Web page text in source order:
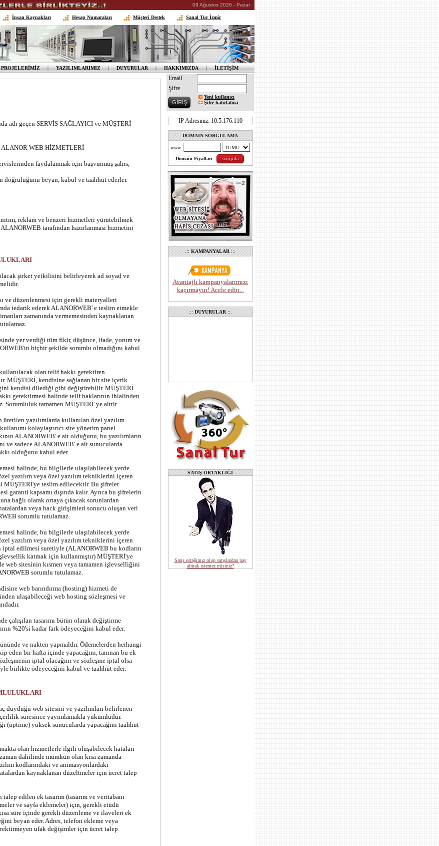
09 Ağustos 2026 - Pazar
İnsan Kaynakları Hesap Numaraları Müşteri Destek Sanal Tur İzmir
PROJELERİMİZ|YAZILIMLARIMIZ|DUYURULAR|HAKKIMIZDA|İLETİŞİM
adı geçen SERVİS SAĞLAYICI ve MÜŞTERİ
ALANOR WEB HİZMETLERİ
faydalanmak için başvurmuş şahıs,
doğruluğunu beyan, kabul ve taahhüt ederler.
reklam ve benzeri hizmetleri yürütebilmek
tarafından hazırlanması hizmetini
şirket yetkilisini belirleyerek ad soyad ve
ve düzenlenmesi için gerekli materyalleri
tedarik ederek ALANORWEB' e teslim etmekle
zamanında vermemesinden kaynaklanan
yer verdiği tüm fikir, düşünce, ifade, yorum ve
hiçbir şekilde sorumlu olmadığını kabul
olan telif hakkı gerektiren
MÜŞTERİ, kendisine sağlanan bir site içerik
kendisi dilediği gibi değiştirebilir. MÜŞTERİ
gerektirmesi halinde telif haklarının ihlalinden
Sorumluluk tamamen MÜŞTERİ' ye aittir.
yazılımlarda kullanılan özel yazılım
kolaylaştırıcı site yönetim panel
ALANORWEB' e ait olduğunu, bu yazılımların
ve sadece ALANORWEB' e ait sunucularda
olduğunu kabul eder.
halinde, bu bilgilerle ulaşılabilecek yerde
yazılım veya özel yazılım tekniklerini içeren
MÜŞTERİ'ye teslim edilecektir. Bu şifreler
garanti kapsamı dışında kalır. Ayrıca bu şifrelerin
bağlı olarak ortaya çıkacak sorunlardan
veya hack girişimleri sonucu oluşan veri
sorumlu tutulamaz.
halinde, bu bilgilerle ulaşılabilecek yerde
yazılım veya özel yazılım tekniklerini içeren
iptal edilmesi suretiyle (ALANORWEB bu kodların
katmak için kullanmıştır) MÜŞTERİ'ye
sitesinin kısmen veya tamamen işlevselliğini
sorumlu tutulamaz.
web barındırma (hosting) hizmeti de
ulaşabileceği web hosting sözleşmesi ve
çalışılan tasarımı bütün olarak değiştirme
%20'si kadar fark ödeyeceğini kabul eder.
ve nakten yapmaldır. Ödemelerden herhangi
eden bir hafta içinde yapacağını, tanınan bu ek
iptal olacağını ve sözleşme iptal olsa
birlikte ödeyeceğini kabul ve taahhüt eder.
duyduğu web sitesini ve yazılımları belirlenen
süresince yayımlamakla yükümlüdür.
(uptime) yüksek sunucularda yapacağını taahhüt
olan hizmetlerle ilgili oluşabilecek hataları
dahilinde mümkün olan kısa zamanda
kodlarındaki ve animasyonlardaki
kaynaklanan düzeltmeler için ücret talep
edilen ek tasarım (tasarım ve veritabanı
ve sayfa eklemeler) için, gerekli etüdü
süre içinde gerekli düzenleme ve ilaveleri ek
beyan eder. Adres, telefon ekleme veya
ufak değişimler için ücret talep
Email
Şifre
Yeni kullanıcı
Şifre hatırlatma
IP Adresiniz: 10.5.176.110
.::DOMAIN SORGULAMA::.
www.
Domain Fiyatları
.::KAMPANYALAR::.
Avantajlı kampanyalarımızı
kaçırmayın! Acele edin...
.::DUYURULAR::.
.:SATIŞ ORTAKLIĞI:.
Satış ortağımız olup satışlardan pay
almak istemez misiniz?